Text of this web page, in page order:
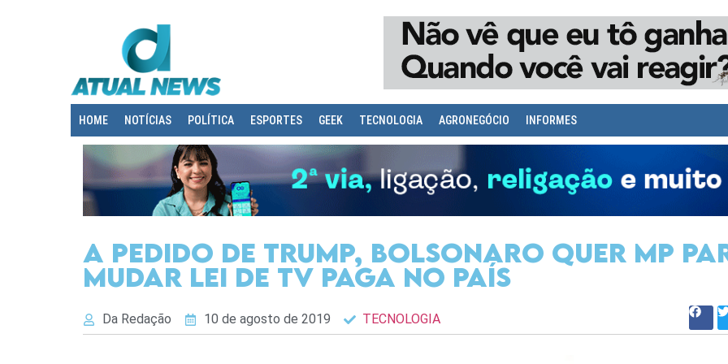
HOME NOTÍCIAS POLÍTICA ESPORTES GEEK TECNOLOGIA AGRONEGÓCIO INFORMES
A pedido de Trump, Bolsonaro quer MP
mudar lei de TV paga no país
Da Redação 10 de agosto de 2019 TECNOLOGIA